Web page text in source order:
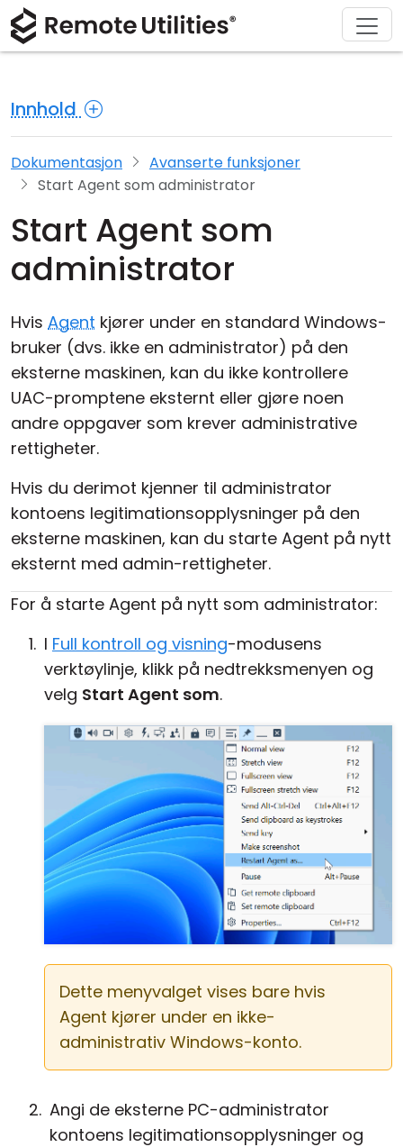
Innhold
Dokumentasjon
Avanserte funksjoner
Start Agent som administrator
Start Agent som
administrator
Hvis Agent kjører under en standard Windows-
bruker (dvs. ikke en administrator) på den
eksterne maskinen, kan du ikke kontrollere
UAC-promptene eksternt eller gjøre noen
andre oppgaver som krever administrative
rettigheter.
Hvis du derimot kjenner til administrator
kontoens legitimationsopplysninger på den
eksterne maskinen, kan du starte Agent på nytt
eksternt med admin-rettigheter.
For å starte Agent på nytt som administrator:
I Full kontroll og visning-modusens
verktøylinje, klikk på nedtrekksmenyen og
velg Start Agent som.
Dette menyvalget vises bare hvis
Agent kjører under en ikke-
administrativ Windows-konto.
Angi de eksterne PC-administrator
kontoens legitimationsopplysninger og
Produkt
Sikkerhet
Skjermbilder
Tilkoblingsmoduser
Active Directory-støtte
MSI-konfigurasjon
Sky- og lokal installasjon
Løsninger
Produksjon og detaljhandel
Helsevesen
Informasjonsteknologi
Last ned
macOS
Linux
Kjøp
Lisensassistent
Oppgrader lisensen din
Støtte
Dokumentasjon
Kunnskapsbase
Om
Presse-rom
Skriv en anmeldelse